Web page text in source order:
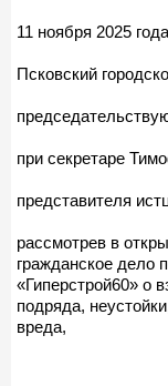
11 ноября 2025
Псковский
при секретаре
представителя
рассмотрев в
гражданское
«Гиперстрой60» о
подряда,
вреда,